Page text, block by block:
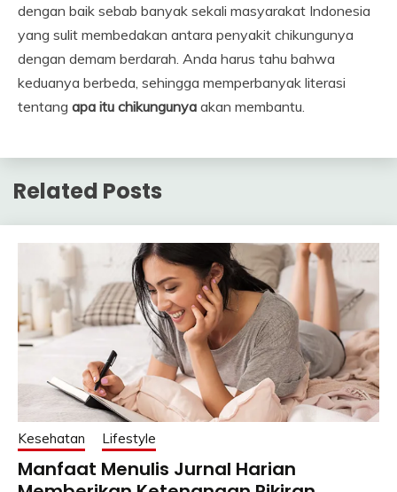
dengan baik sebab banyak sekali masyarakat Indonesia
yang sulit membedakan antara penyakit chikungunya
dengan demam berdarah. Anda harus tahu bahwa
keduanya berbeda, sehingga memperbanyak literasi
tentang apa itu chikungunya akan membantu.
Related Posts
Kesehatan Lifestyle
Manfaat Menulis Jurnal Harian